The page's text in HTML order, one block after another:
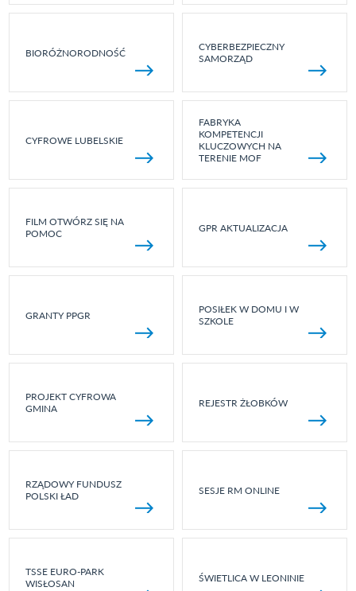
BIORÓŻNORODNOŚĆ
CYBERBEZPIECZNY
SAMORZĄD
CYFROWE LUBELSKIE
FABRYKA
KOMPETENCJI
KLUCZOWYCH NA
TERENIE MOF
FILM OTWÓRZ SIĘ NA
POMOC
GPR AKTUALIZACJA
GRANTY PPGR
POSIŁEK W DOMU I W
SZKOLE
PROJEKT CYFROWA
GMINA
REJESTR ŻŁOBKÓW
RZĄDOWY FUNDUSZ
POLSKI ŁAD
SESJE RM ONLINE
TSSE EURO-PARK
WISŁOSAN
ŚWIETLICA W LEONINIE